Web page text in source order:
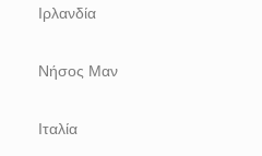
Ιρλανδία
Νήσος Μαν
Ιταλία